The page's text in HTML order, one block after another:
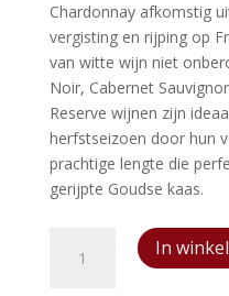
Chardonnay afkomstig
vergisting en rijping op
van witte wijn niet
Noir, Cabernet
Reserve wijnen zijn
herfstseizoen door hun
prachtige lengte die
gerijpte Goudse kaas.
Bonnard
In